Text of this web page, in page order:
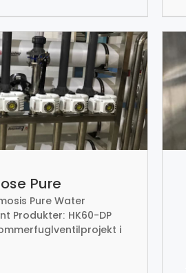
Pure
Pure Water
Produkter: HK60-DP
i